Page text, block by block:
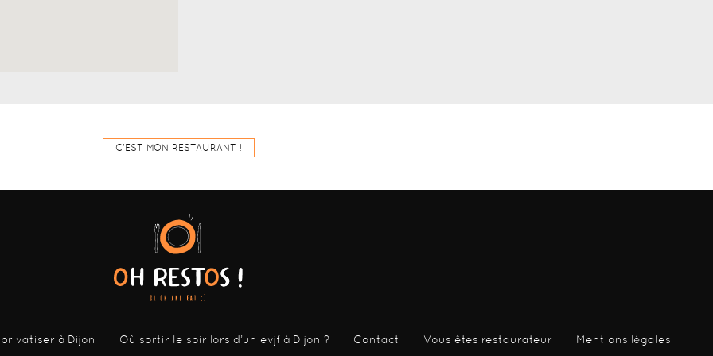
C'EST MON RESTAURANT !
à Dijon Où sortir le soir lors d’un evjf à Dijon ? Contact Vous êtes restaurateur Mentions légales